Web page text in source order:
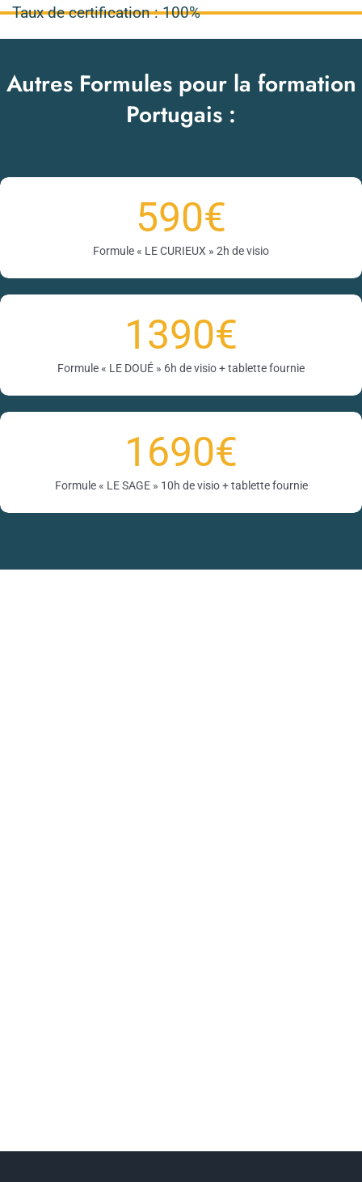
Taux de certification :100%
Autres Formules pour la formation
Portugais :
590€
Formule « LE CURIEUX » 2h de visio
1390€
Formule « LE DOUÉ » 6h de visio + tablette fournie
1690€
Formule « LE SAGE » 10h de visio + tablette fournie